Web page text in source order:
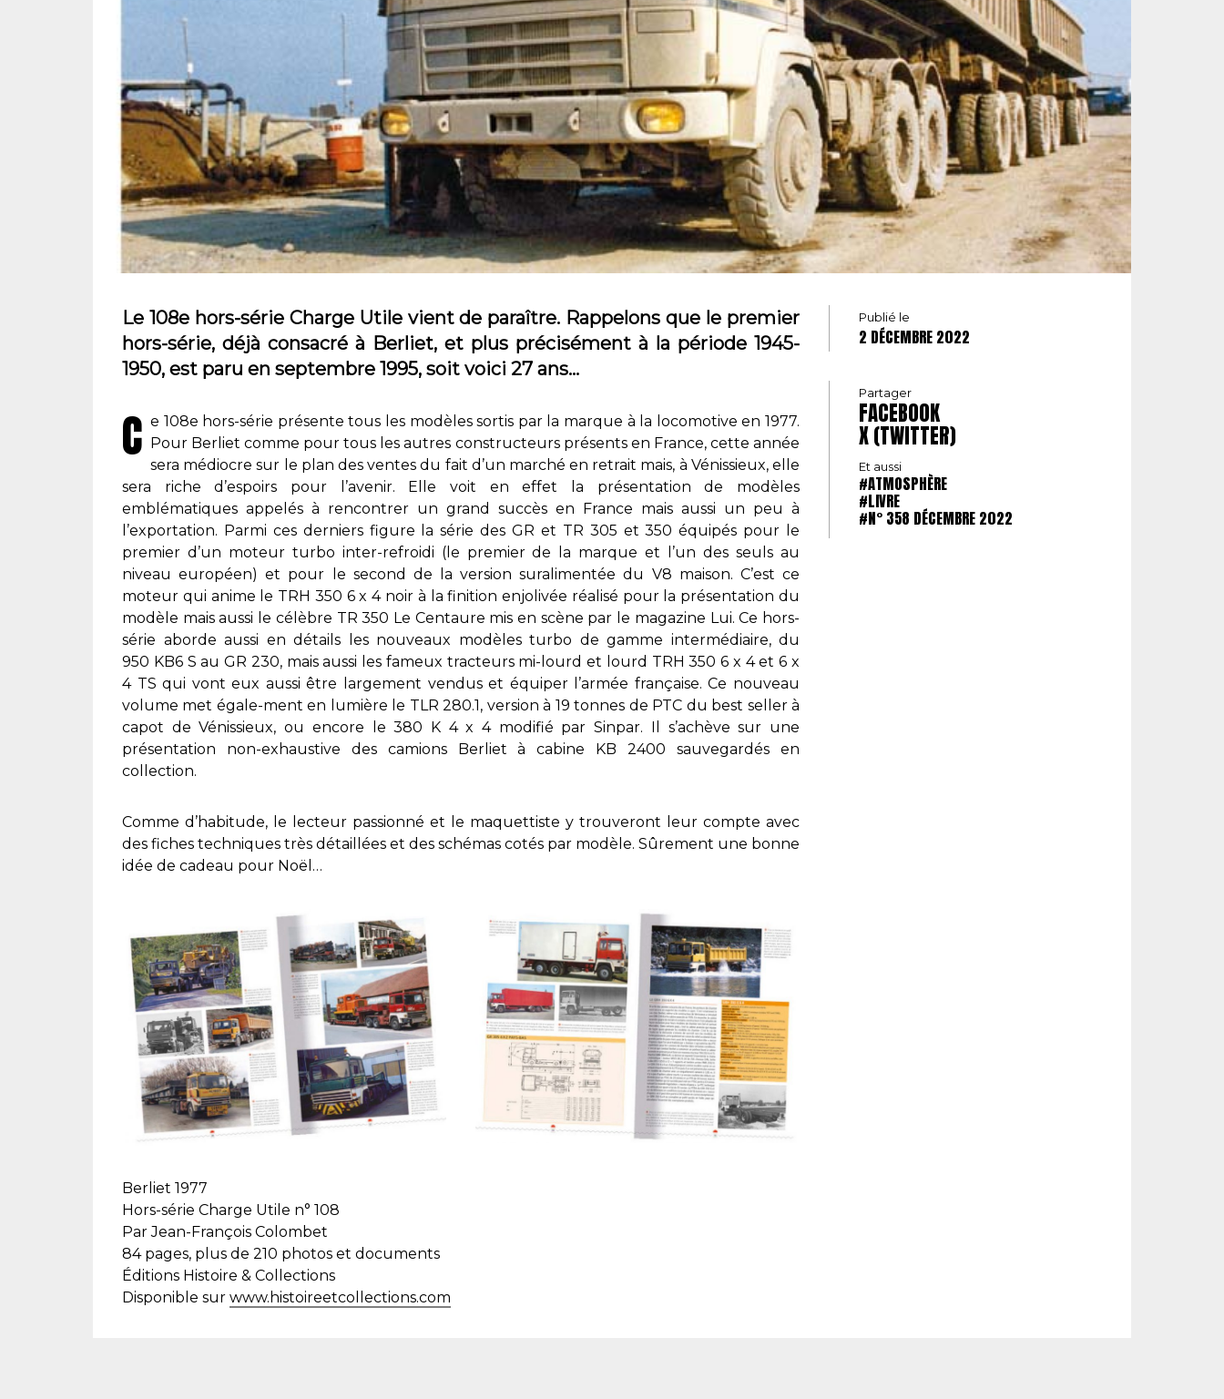
Le 108e hors-série Charge Utile vient de paraître. Rappelons que le premier
hors-série, déjà consacré à Berliet, et plus précisément à la période 1945-
1950, est paru en septembre 1995, soit voici 27 ans…
C e 108e hors-série présente tous les modèles sortis par la marque à la locomotive en 1977.
Pour Berliet comme pour tous les autres constructeurs présents en France, cette année
sera médiocre sur le plan des ventes du fait d’un marché en retrait mais, à Vénissieux, elle
sera riche d’espoirs pour l’avenir. Elle voit en effet la présentation de modèles
emblématiques appelés à rencontrer un grand succès en France mais aussi un peu à
l’exportation. Parmi ces derniers figure la série des GR et TR 305 et 350 équipés pour le
premier d’un moteur turbo inter-refroidi (le premier de la marque et l’un des seuls au
niveau européen) et pour le second de la version suralimentée du V8 maison. C’est ce
moteur qui anime le TRH 350 6 x 4 noir à la finition enjolivée réalisé pour la présentation du
modèle mais aussi le célèbre TR 350 Le Centaure mis en scène par le magazine Lui. Ce hors-
série aborde aussi en détails les nouveaux modèles turbo de gamme intermédiaire, du
950 KB6 S au GR 230, mais aussi les fameux tracteurs mi-lourd et lourd TRH 350 6 x 4 et 6 x
4 TS qui vont eux aussi être largement vendus et équiper l’armée française. Ce nouveau
volume met égale-ment en lumière le TLR 280.1, version à 19 tonnes de PTC du best seller à
capot de Vénissieux, ou encore le 380 K 4 x 4 modifié par Sinpar. Il s’achève sur une
présentation non-exhaustive des camions Berliet à cabine KB 2400 sauvegardés en
collection.
Comme d’habitude, le lecteur passionné et le maquettiste y trouveront leur compte avec
des fiches techniques très détaillées et des schémas cotés par modèle. Sûrement une bonne
idée de cadeau pour Noël…
Berliet 1977
Hors-série Charge Utile n° 108
Par Jean-François Colombet
84 pages, plus de 210 photos et documents
Éditions Histoire & Collections
Disponible sur www.histoireetcollections.com
Publié le
2 DÉCEMBRE 2022
Partager
FACEBOOK
X (TWITTER)
Et aussi
#ATMOSPHÈRE
#LIVRE
#N° 358 DÉCEMBRE 2022